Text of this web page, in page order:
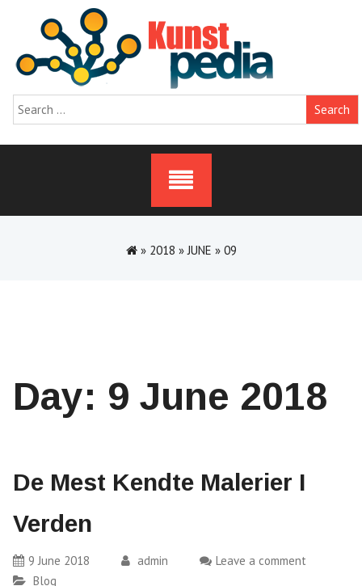
content
Search
for:
» 2018 »JUNE » 09
Day: 9 June 2018
De Mest Kendte Malerier I
Verden
9 June 2018 admin
Leave a comment
Blog